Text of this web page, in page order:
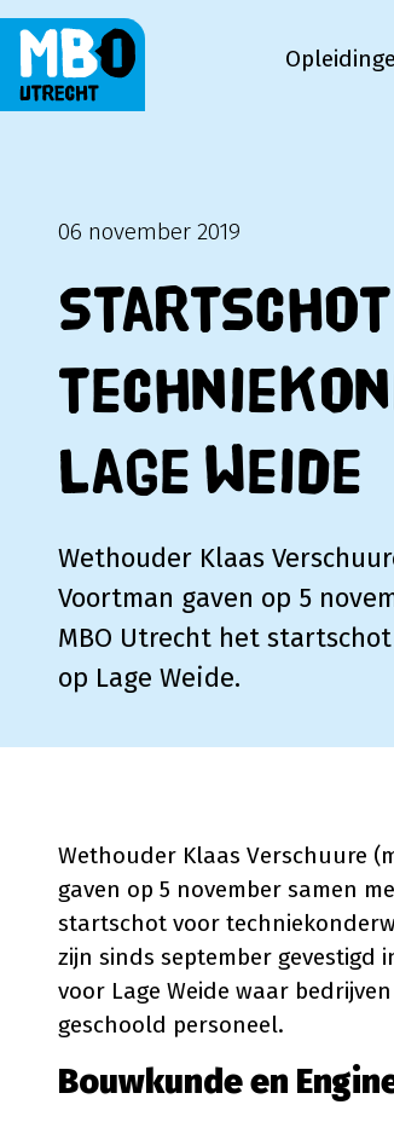
06 november 2019
Startschot
Lage Weide
Wethouder Klaas
Voortman gaven op 5
MBO Utrecht het
op Lage Weide.
Wethouder Klaas Verschuure
gaven op 5 november samen
startschot voor
zijn sinds september gevestigd
voor Lage Weide waar
geschoold personeel.
Bouwkunde en